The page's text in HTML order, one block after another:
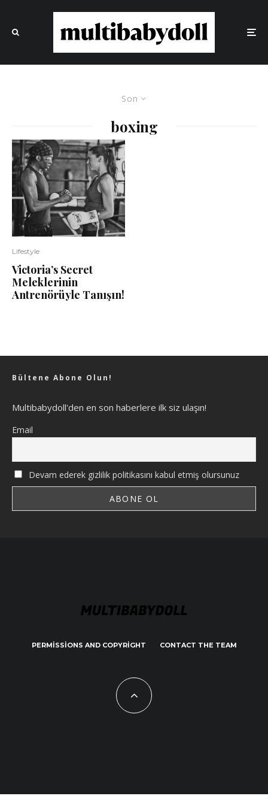
Son
boxing
Lifestyle
Victoria’s Secret
Meleklerinin
Antrenörüyle Tanışın!
Bültene Abone Olun!
Multibabydoll'den en son haberlere ilk siz ulaşın!
Email
Devam ederek gizlilik politikasını kabul etmiş olursunuz
PERMISSIONS AND COPYRIGHT CONTACT THE TEAM